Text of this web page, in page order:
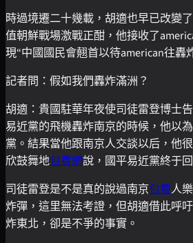
時過境遷二十幾載，胡適也早已改變
值朝鮮戰場激戰正酣，他接收了
現“中國國民會翹首以待american往轟
記者問：假如我們轟炸滿洲？
胡適：貴國駐華年夜使司徒雷登博士
易近黨的飛機轟炸南京的時候，他以
黨。結果當他跟南京人交談以后，他很
欣鼓舞地包養網說，國平易近黨終于回
司徒雷登是不是真的說過南京包養人
炸彈，這里無法考證，但胡適借此呼
炸東北，卻是不爭的事實。